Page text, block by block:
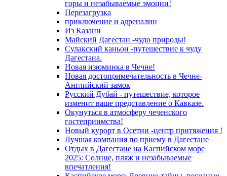
горы и незабываемые эмоции!
Перезагрузка
приключение и адреналин
Из Казани
Майский Дагестан -чудо природы!
Сулакский каньон -путешествие к чуду
Дагестана.
Новая изюминка в Чечне!
Новая достопримечательность в Чечне-
Английский замок
Русский Дубай - путешествие, которое
изменит ваше представление о Кавказе.
Окунуться в атмосферу чеченского
гостеприимства!
Новый курорт в Осетии -центр притяжения !
Лучшая компания по приему в Дагестане
Отдых в Дагестане на Каспийском море
2025: Солнце, пляж и незабываемые
впечатления!